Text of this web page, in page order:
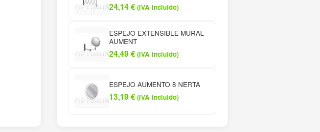
24,14€ (IVA incluido)
ESPEJO EXTENSIBLE MURAL
AUMENT
24,49€ (IVA incluido)
ESPEJO AUMENTO 8 NERTA
13,19€ (IVA incluido)